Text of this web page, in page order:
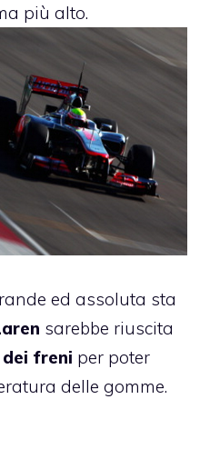
più alto.
ed assoluta sta
sarebbe riuscita
freni per poter
delle gomme.